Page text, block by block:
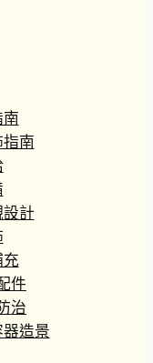
南
計
件
治
造景